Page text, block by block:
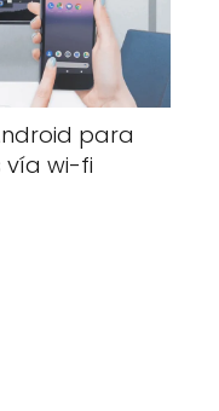
para
vía wi-fi